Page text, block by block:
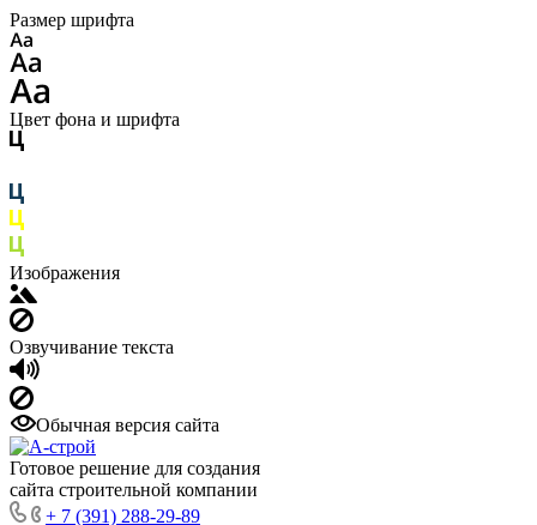
Размер шрифта
Цвет фона и шрифта
Изображения
Озвучивание текста
Обычная версия сайта
Готовое решение для создания
сайта строительной компании
+ 7 (391) 288-29-89